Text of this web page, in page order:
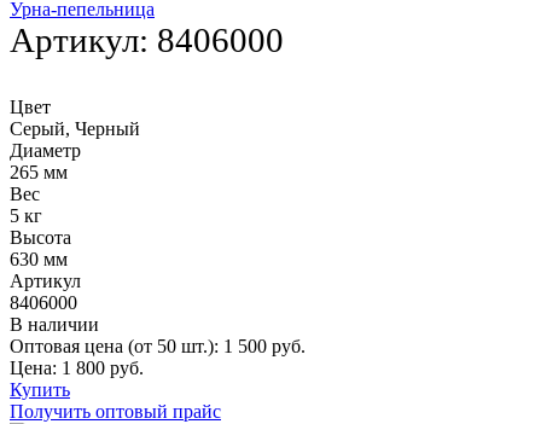
Урна-пепельница
Артикул: 8406000
Цвет
Серый, Черный
Диаметр
265 мм
Вес
5 кг
Высота
630 мм
Артикул
8406000
В наличии
Оптовая цена (от 50 шт.): 1 500 руб.
Цена: 1 800 руб.
Купить
Получить оптовый прайс